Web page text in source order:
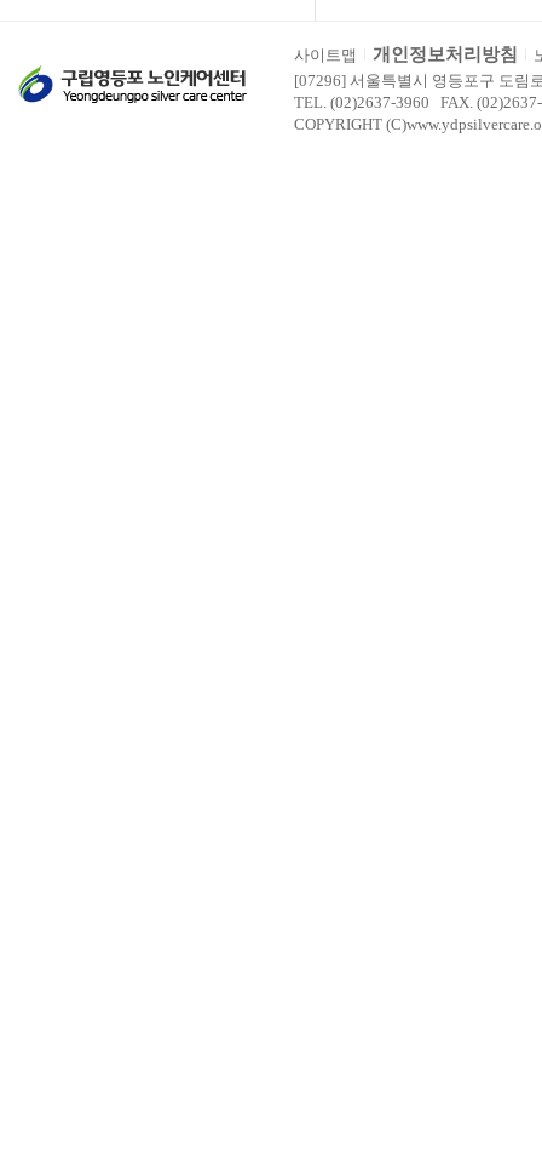
사이트맵 개인정보처리방침
[07296] 서울특별시 영등포구 도림
TEL. (02)2637-3960 FAX.
COPYRIGHT